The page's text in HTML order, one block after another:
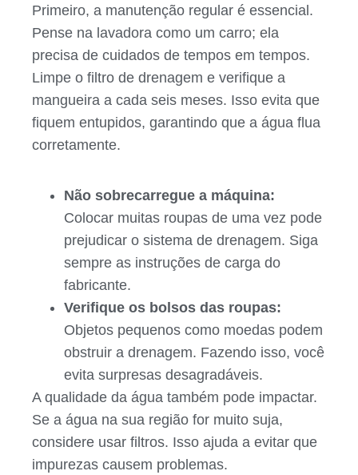
Primeiro, a manutenção regular é essencial.
Pense na lavadora como um carro; ela
precisa de cuidados de tempos em tempos.
Limpe o filtro de drenagem e verifique a
mangueira a cada seis meses. Isso evita que
fiquem entupidos, garantindo que a água flua
corretamente.
Não sobrecarregue a máquina:
Colocar muitas roupas de uma vez pode
prejudicar o sistema de drenagem. Siga
sempre as instruções de carga do
fabricante.
Verifique os bolsos das roupas:
Objetos pequenos como moedas podem
obstruir a drenagem. Fazendo isso, você
evita surpresas desagradáveis.
A qualidade da água também pode impactar.
Se a água na sua região for muito suja,
considere usar filtros. Isso ajuda a evitar que
impurezas causem problemas.